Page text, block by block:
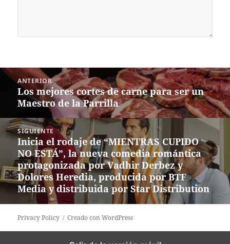
Navegación
entradas
ANTERIOR
Entrada
anterior:
Los mejores cortes de carne para ser un
Maestro de la Parrilla
SIGUIENTE
Siguiente
entrada:
Inicia el rodaje de “MIENTRAS CUPIDO
NO ESTÁ”, la nueva comedia romántica
protagonizada por Vadhir Derbez y
Dolores Heredia, producida por BTF
Media y distribuida por Star Distribution
Privacy Policy Creado con WordPress